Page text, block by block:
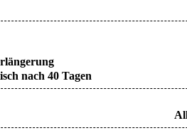
nach 40 Tagen